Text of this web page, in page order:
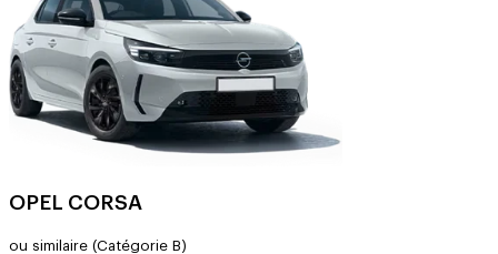
OPEL CORSA
ou similaire (Catégorie B)